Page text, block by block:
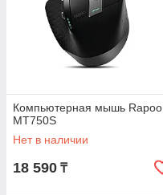
Компьютерная мышь Rapoo
MT750S
Нет в наличии
18 590 ₸